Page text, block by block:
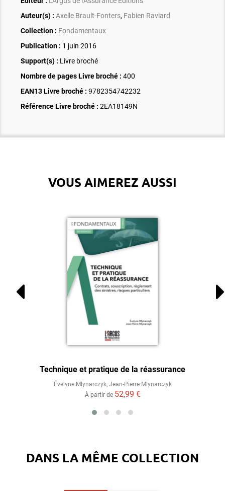
Auteur(s) : Axelle Brault-Fonters, Fabien Raviard
Collection : Fondamentaux
Publication : 1 juin 2016
Support(s) : Livre broché
Nombre de pages Livre broché : 400
EAN13 Livre broché : 9782354742232
Référence Livre broché : 2EA18149N
VOUS AIMEREZ AUSSI
Technique et pratique de la réassurance
Évelyne Mlynarczyk, Jean-Pierre Mlynarczyk
À partir de 52,99 €
DANS LA MÊME COLLECTION